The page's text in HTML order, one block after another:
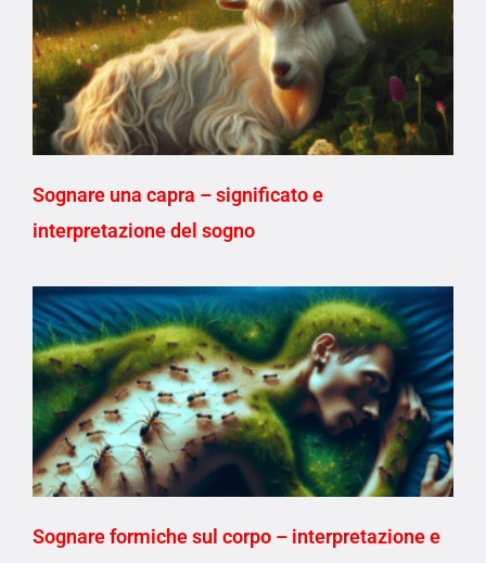
Sognare una capra – significato e
interpretazione del sogno
Sognare formiche sul corpo – interpretazione e